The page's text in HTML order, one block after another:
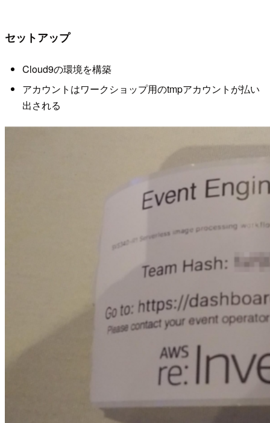
セットアップ
Cloud9の環境を構築
アカウントはワークショップ用のtmpアカウントが払い
出される